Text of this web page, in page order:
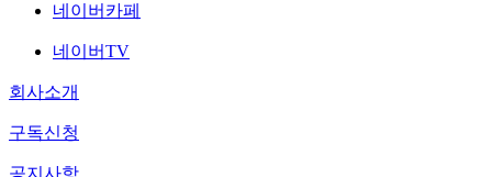
네이버카페
네이버TV
회사소개
구독신청